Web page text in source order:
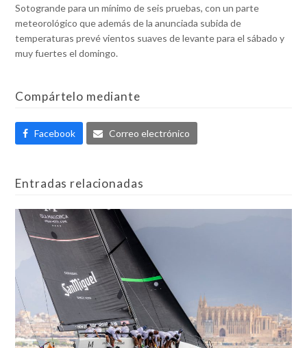
Sotogrande para un mínimo de seis pruebas, con un parte
meteorológico que además de la anunciada subida de
temperaturas prevé vientos suaves de levante para el sábado y
muy fuertes el domingo.
Compártelo mediante
Facebook Correo electrónico
Entradas relacionadas